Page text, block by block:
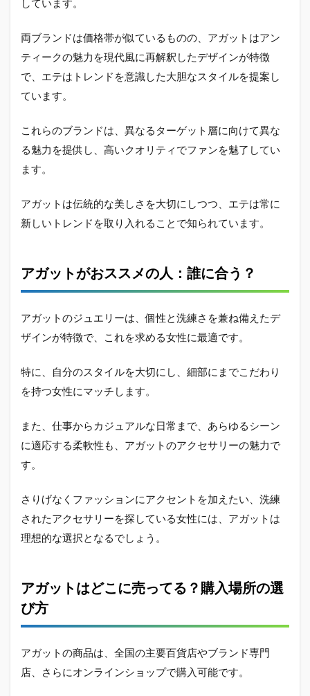
しています。
両ブランドは価格帯が似ているものの、アガットはアン
ティークの魅力を現代風に再解釈したデザインが特徴
で、エテはトレンドを意識した大胆なスタイルを提案し
ています。
これらのブランドは、異なるターゲット層に向けて異な
る魅力を提供し、高いクオリティでファンを魅了してい
ます。
アガットは伝統的な美しさを大切にしつつ、エテは常に
新しいトレンドを取り入れることで知られています。
アガットがおススメの人：誰に合う？
アガットのジュエリーは、個性と洗練さを兼ね備えたデ
ザインが特徴で、これを求める女性に最適です。
特に、自分のスタイルを大切にし、細部にまでこだわり
を持つ女性にマッチします。
また、仕事からカジュアルな日常まで、あらゆるシーン
に適応する柔軟性も、アガットのアクセサリーの魅力で
す。
さりげなくファッションにアクセントを加えたい、洗練
されたアクセサリーを探している女性には、アガットは
理想的な選択となるでしょう。
アガットはどこに売ってる？購入場所の選
び方
アガットの商品は、全国の主要百貨店やブランド専門
店、さらにオンラインショップで購入可能です。